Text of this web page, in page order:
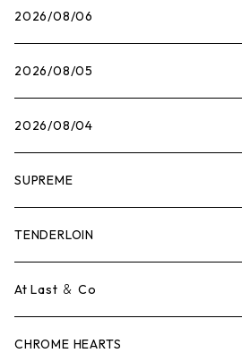
2026/08/06
2026/08/05
2026/08/04
SUPREME
Tシャツ
ロンTEE
スウェット/ニット
TENDERLOIN
Tシャツ
ロンTEE
At Last ＆ Co
Tシャツ
CHROME HEARTS